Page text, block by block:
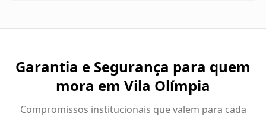
Garantia e Segurança para quem
mora em Vila Olímpia
Compromissos institucionais que valem para cada